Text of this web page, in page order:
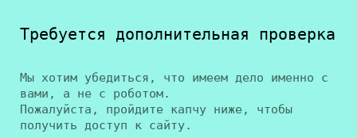
Требуется дополнительная проверка
Мы хотим убедиться, что имеем дело именно с
вами, а не с роботом.
Пожалуйста, пройдите капчу ниже, чтобы
получить доступ к сайту.